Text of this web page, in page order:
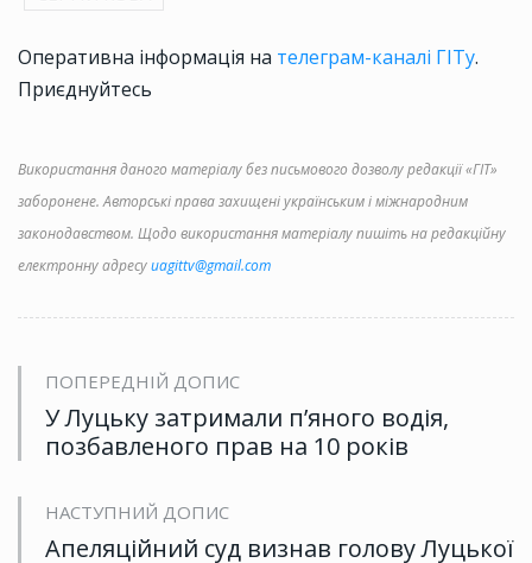
Оперативна інформація на телеграм-каналі ГІТу.
Приєднуйтесь
Використання даного матеріалу без письмового дозволу редакції «ГІТ»
заборонене. Авторські права захищені українським і міжнародним
законодавством. Щодо використання матеріалу пишіть на редакційну
електронну адресуuagittv@gmail.com
ПОПЕРЕДНІЙ ДОПИС
У Луцьку затримали п’яного водія,
позбавленого прав на 10 років
НАСТУПНИЙ ДОПИС
Апеляційний суд визнав голову Луцької